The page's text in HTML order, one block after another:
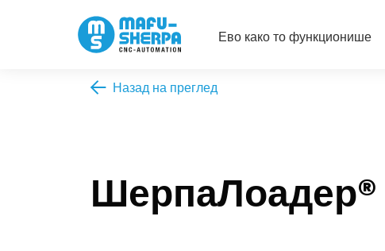
Ево како то функционише
Назад на преглед
ШерпаЛоадер®